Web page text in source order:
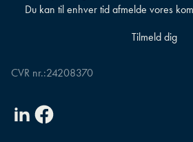
Du kan til enhver tid afmelde vores
CVR nr.:24208370
LinkedinFacebook